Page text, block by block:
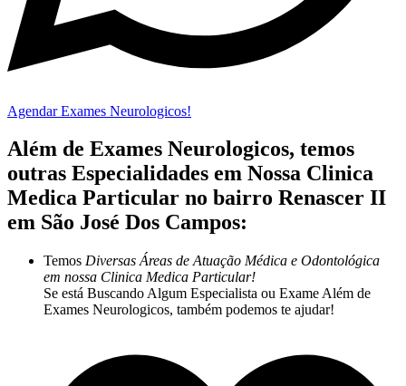
Agendar Exames Neurologicos!
Além de Exames Neurologicos, temos
outras Especialidades em Nossa Clinica
Medica Particular no bairro Renascer II
em São José Dos Campos:
Temos Diversas Áreas de Atuação Médica e Odontológica
em nossa Clinica Medica Particular!
Se está Buscando Algum Especialista ou Exame Além de
Exames Neurologicos, também podemos te ajudar!